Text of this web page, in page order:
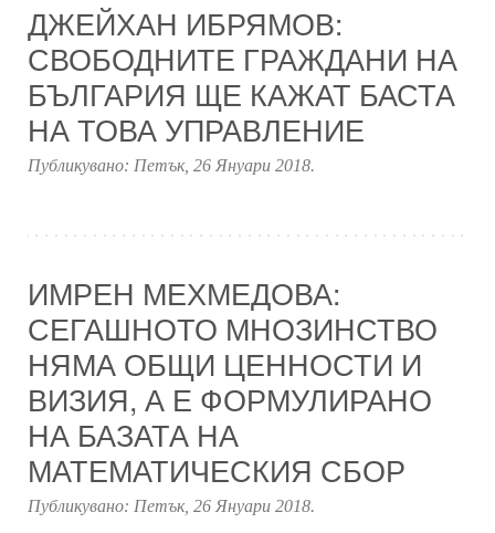
ДЖЕЙХАН ИБРЯМОВ:
СВОБОДНИТЕ ГРАЖДАНИ НА
БЪЛГАРИЯ ЩЕ КАЖАТ БАСТА
НА ТОВА УПРАВЛЕНИЕ
Публикувано: Петък, 26 Януари 2018.
ИМРЕН МЕХМЕДОВА:
СЕГАШНОТО МНОЗИНСТВО
НЯМА ОБЩИ ЦЕННОСТИ И
ВИЗИЯ, А Е ФОРМУЛИРАНО
НА БАЗАТА НА
МАТЕМАТИЧЕСКИЯ СБОР
Публикувано: Петък, 26 Януари 2018.